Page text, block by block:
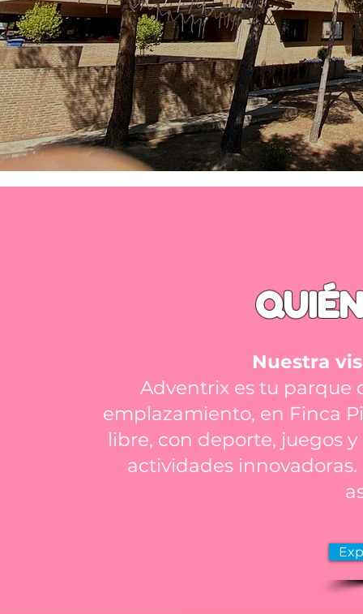
Nuestra
Adventrix es tu parque
emplazamiento, en Finca
libre, con deporte, juegos
actividades innovadoras.